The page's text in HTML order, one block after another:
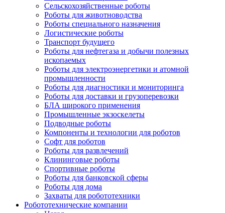
Сельскохозяйственные роботы
Роботы для животноводства
Роботы специального назначения
Логистические роботы
Транспорт будущего
Роботы для нефтегаза и добычи полезных
ископаемых
Роботы для электроэнергетики и атомной
промышленности
Роботы для диагностики и мониторинга
Роботы для доставки и грузоперевозки
БЛА широкого применения
Промышленные экзоскелеты
Подводные роботы
Компоненты и технологии для роботов
Софт для роботов
Роботы для развлечений
Клининговые роботы
Спортивные роботы
Роботы для банковской сферы
Роботы для дома
Захваты для робототехники
Робототехнические компании